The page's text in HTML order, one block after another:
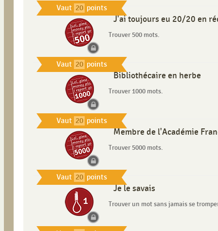
Vaut 20 points
Vaut 20 points
J'ai toujours eu 20/20 en
Trouver 500 mots.
Vaut 20 points
Bibliothécaire en herbe
Trouver 1000 mots.
Vaut 20 points
Membre de l'Académie
Trouver 5000 mots.
Je le savais
Trouver un mot sans jamais se